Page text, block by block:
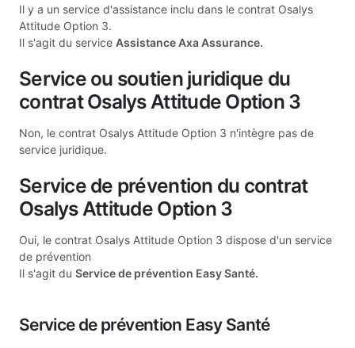
Il y a un service d'assistance inclu dans le contrat Osalys
Attitude Option 3.
Il s'agit du service Assistance Axa Assurance.
Service ou soutien juridique du
contrat Osalys Attitude Option 3
Non, le contrat Osalys Attitude Option 3 n'intègre pas de
service juridique.
Service de prévention du contrat
Osalys Attitude Option 3
Oui, le contrat Osalys Attitude Option 3 dispose d'un service
de prévention
Il s'agit du Service de prévention Easy Santé.
Service de prévention Easy Santé